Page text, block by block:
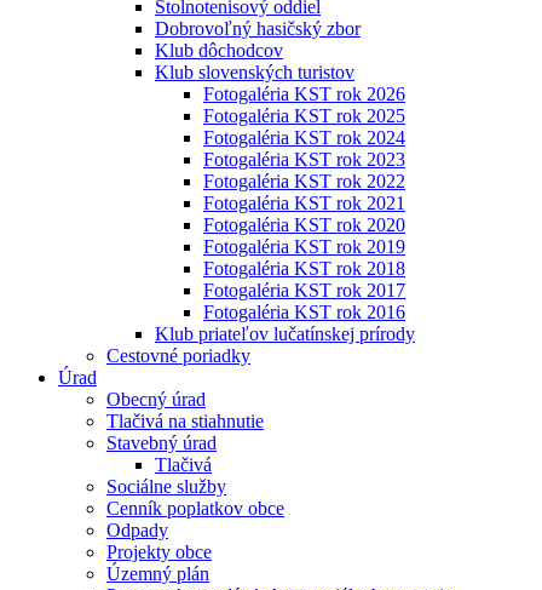
Stolnotenisový oddiel
Dobrovoľný hasičský zbor
Klub dôchodcov
Klub slovenských turistov
Fotogaléria KST rok 2026
Fotogaléria KST rok 2025
Fotogaléria KST rok 2024
Fotogaléria KST rok 2023
Fotogaléria KST rok 2022
Fotogaléria KST rok 2021
Fotogaléria KST rok 2020
Fotogaléria KST rok 2019
Fotogaléria KST rok 2018
Fotogaléria KST rok 2017
Fotogaléria KST rok 2016
Klub priateľov lučatínskej prírody
Cestovné poriadky
Úrad
Obecný úrad
Tlačivá na stiahnutie
Stavebný úrad
Tlačivá
Sociálne služby
Cenník poplatkov obce
Odpady
Projekty obce
Územný plán